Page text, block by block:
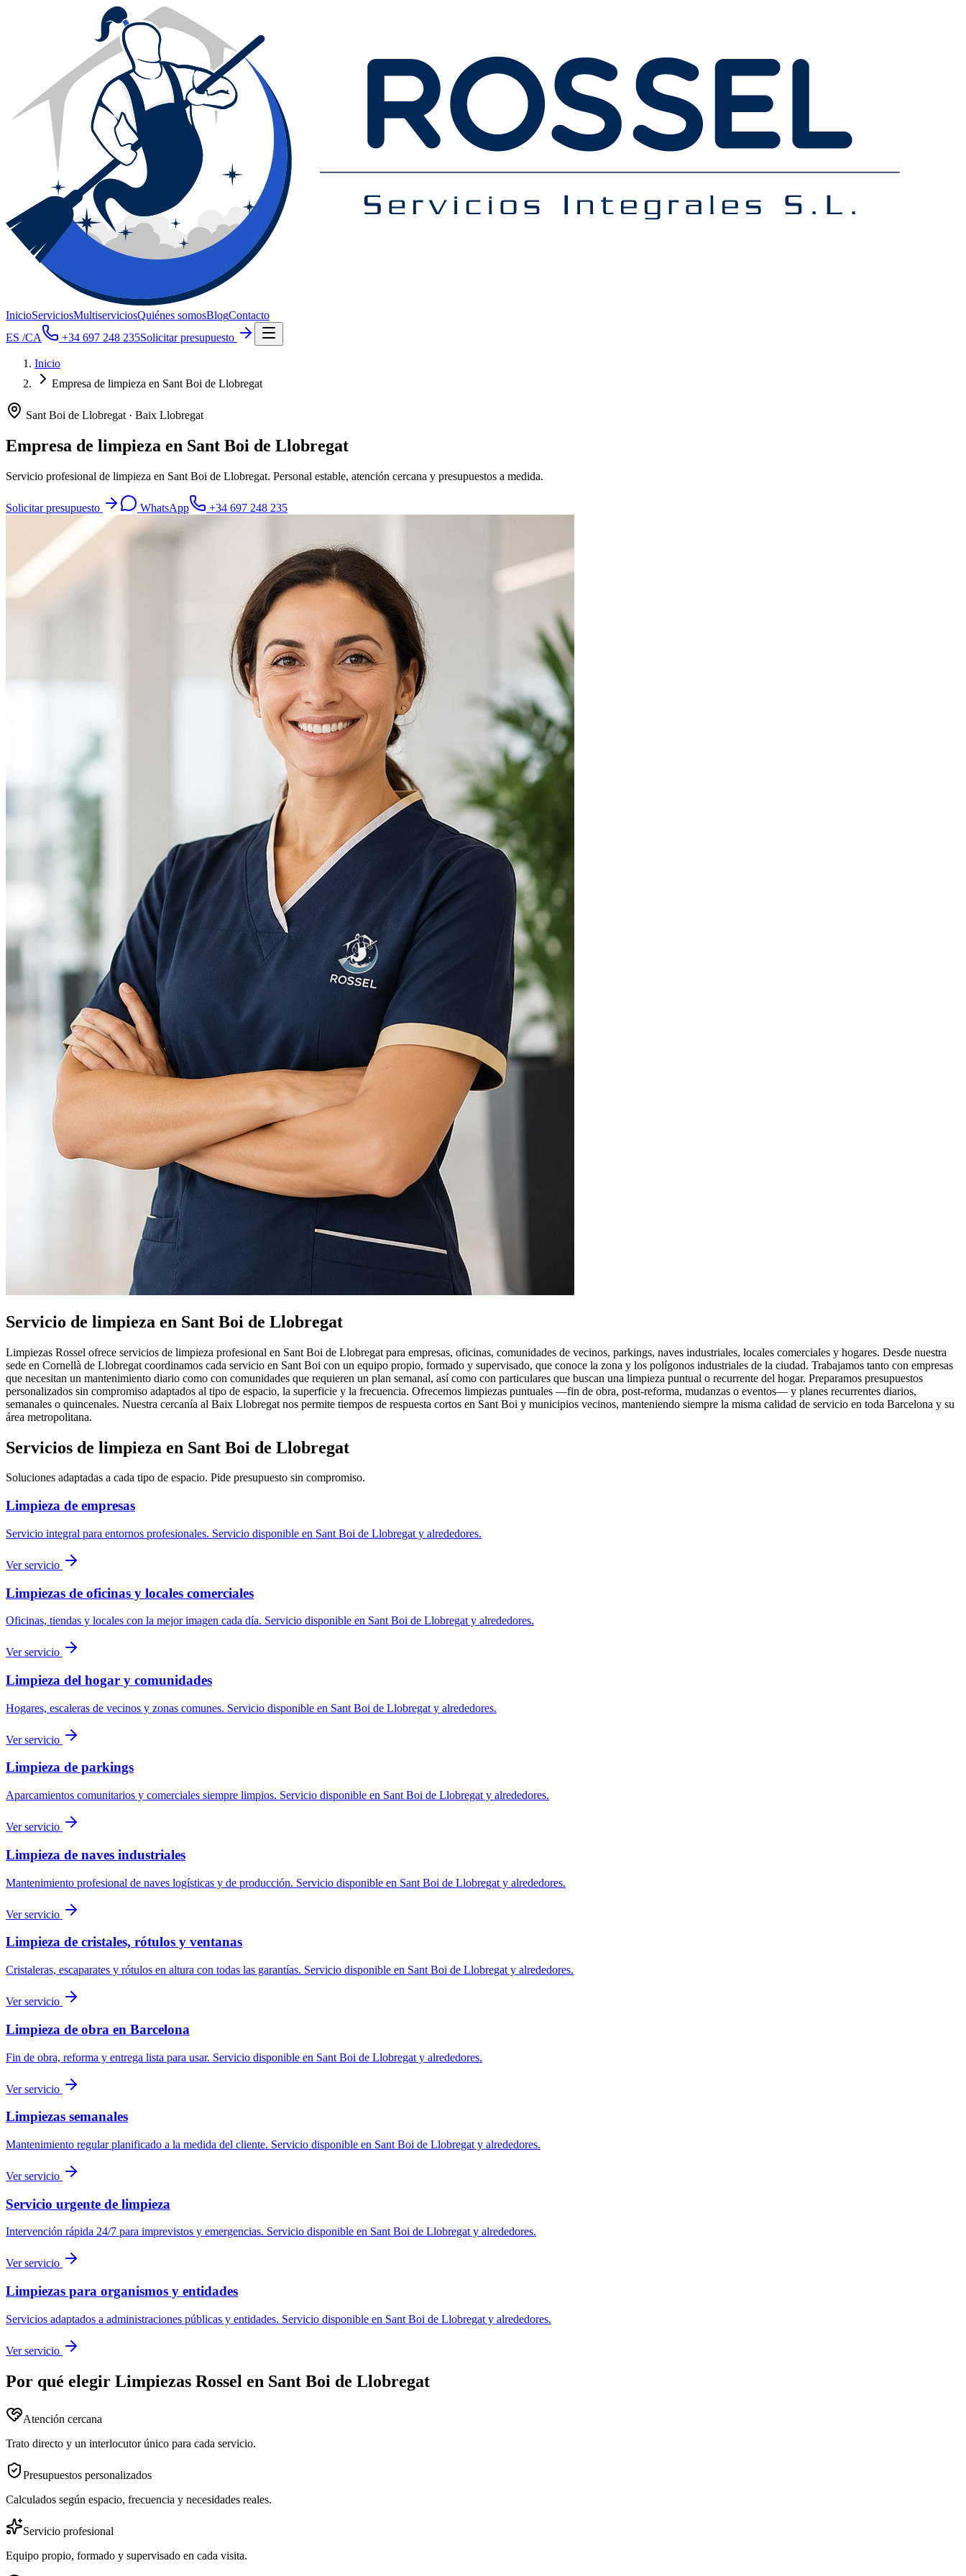
InicioServiciosMultiserviciosQuiénes somosBlogContacto
ES /CA +34 697 248 235Solicitar presupuesto
Inicio
Empresa de limpieza en Sant Boi de Llobregat
Sant Boi de Llobregat · Baix Llobregat
Empresa de limpieza en Sant Boi de Llobregat
Servicio profesional de limpieza en Sant Boi de Llobregat. Personal estable, atención cercana y presupuestos a medida.
Solicitar presupuesto WhatsApp +34 697 248 235
Servicio de limpieza en Sant Boi de Llobregat
Limpiezas Rossel ofrece servicios de limpieza profesional en Sant Boi de Llobregat para empresas, oficinas, comunidades de vecinos, parkings, naves industriales, locales comerciales y hogares. Desde nuestra
sede en Cornellà de Llobregat coordinamos cada servicio en Sant Boi con un equipo propio, formado y supervisado, que conoce la zona y los polígonos industriales de la ciudad. Trabajamos tanto con empresas
que necesitan un mantenimiento diario como con comunidades que requieren un plan semanal, así como con particulares que buscan una limpieza puntual o recurrente del hogar. Preparamos presupuestos
personalizados sin compromiso adaptados al tipo de espacio, la superficie y la frecuencia. Ofrecemos limpiezas puntuales —fin de obra, post-reforma, mudanzas o eventos— y planes recurrentes diarios,
semanales o quincenales. Nuestra cercanía al Baix Llobregat nos permite tiempos de respuesta cortos en Sant Boi y municipios vecinos, manteniendo siempre la misma calidad de servicio en toda Barcelona y su
área metropolitana.
Servicios de limpieza en Sant Boi de Llobregat
Soluciones adaptadas a cada tipo de espacio. Pide presupuesto sin compromiso.
Limpieza de empresas
Servicio integral para entornos profesionales. Servicio disponible en Sant Boi de Llobregat y alrededores.
Ver servicio
Limpiezas de oficinas y locales comerciales
Oficinas, tiendas y locales con la mejor imagen cada día. Servicio disponible en Sant Boi de Llobregat y alrededores.
Ver servicio
Limpieza del hogar y comunidades
Hogares, escaleras de vecinos y zonas comunes. Servicio disponible en Sant Boi de Llobregat y alrededores.
Ver servicio
Limpieza de parkings
Aparcamientos comunitarios y comerciales siempre limpios. Servicio disponible en Sant Boi de Llobregat y alrededores.
Ver servicio
Limpieza de naves industriales
Mantenimiento profesional de naves logísticas y de producción. Servicio disponible en Sant Boi de Llobregat y alrededores.
Ver servicio
Limpieza de cristales, rótulos y ventanas
Cristaleras, escaparates y rótulos en altura con todas las garantías. Servicio disponible en Sant Boi de Llobregat y alrededores.
Ver servicio
Limpieza de obra en Barcelona
Fin de obra, reforma y entrega lista para usar. Servicio disponible en Sant Boi de Llobregat y alrededores.
Ver servicio
Limpiezas semanales
Mantenimiento regular planificado a la medida del cliente. Servicio disponible en Sant Boi de Llobregat y alrededores.
Ver servicio
Servicio urgente de limpieza
Intervención rápida 24/7 para imprevistos y emergencias. Servicio disponible en Sant Boi de Llobregat y alrededores.
Ver servicio
Limpiezas para organismos y entidades
Servicios adaptados a administraciones públicas y entidades. Servicio disponible en Sant Boi de Llobregat y alrededores.
Ver servicio
Por qué elegir Limpiezas Rossel en Sant Boi de Llobregat
Atención cercana
Trato directo y un interlocutor único para cada servicio.
Presupuestos personalizados
Calculados según espacio, frecuencia y necesidades reales.
Servicio profesional
Equipo propio, formado y supervisado en cada visita.